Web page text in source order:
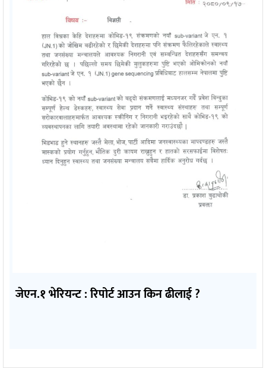
जेएन.१ भेरियन्ट : रिपोर्ट आउन किन ढीलाई ?